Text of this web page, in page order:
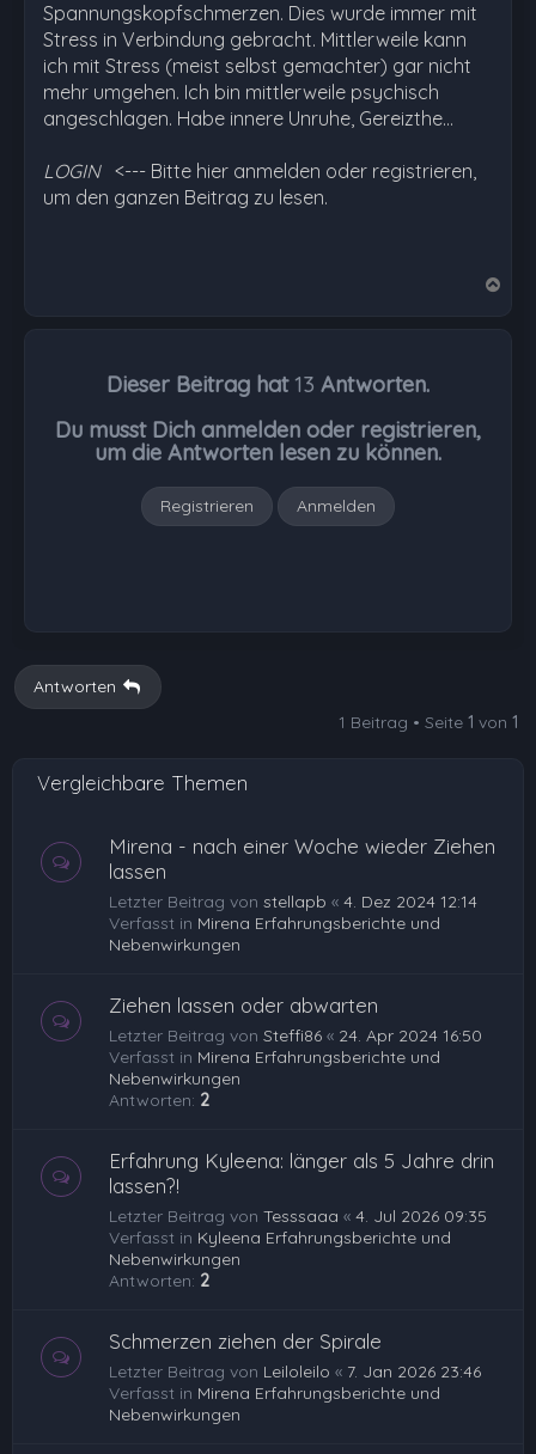
Spannungskopfschmerzen. Dies wurde immer mit
Stress in Verbindung gebracht. Mittlerweile kann
ich mit Stress (meist selbst gemachter) gar nicht
mehr umgehen. Ich bin mittlerweile psychisch
angeschlagen. Habe innere Unruhe, Gereizthe…
LOGIN <--- Bitte hier anmelden oder registrieren,
um den ganzen Beitrag zu lesen.
Dieser Beitrag hat 13 Antworten.
Du musst Dich anmelden oder registrieren,
um die Antworten lesen zu können.
Registrieren Anmelden
Antworten
1 Beitrag • Seite 1 von 1
Vergleichbare Themen
Mirena - nach einer Woche wieder Ziehen
lassen
Letzter Beitrag von stellapb « 4. Dez 2024 12:14
Verfasst in Mirena Erfahrungsberichte und
Nebenwirkungen
Ziehen lassen oder abwarten
Letzter Beitrag von Steffi86 « 24. Apr 2024 16:50
Verfasst in Mirena Erfahrungsberichte und
Nebenwirkungen
Antworten: 2
Erfahrung Kyleena: länger als 5 Jahre drin
lassen?!
Letzter Beitrag von Tesssaaa « 4. Jul 2026 09:35
Verfasst in Kyleena Erfahrungsberichte und
Nebenwirkungen
Antworten: 2
Schmerzen ziehen der Spirale
Letzter Beitrag von Leiloleilo « 7. Jan 2026 23:46
Verfasst in Mirena Erfahrungsberichte und
Nebenwirkungen